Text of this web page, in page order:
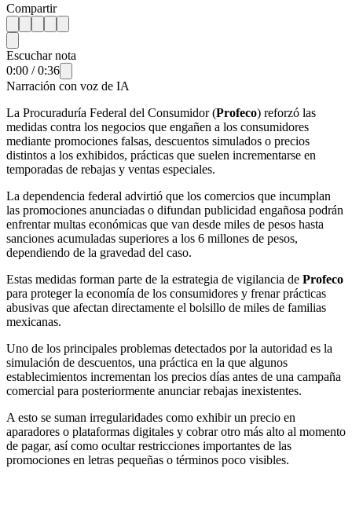
Compartir
Escuchar nota
0:00 /0:36
Narración con voz de IA
La Procuraduría Federal del Consumidor (Profeco) reforzó las
medidas contra los negocios que engañen a los consumidores
mediante promociones falsas, descuentos simulados o precios
distintos a los exhibidos, prácticas que suelen incrementarse en
temporadas de rebajas y ventas especiales.
La dependencia federal advirtió que los comercios que incumplan
las promociones anunciadas o difundan publicidad engañosa podrán
enfrentar multas económicas que van desde miles de pesos hasta
sanciones acumuladas superiores a los 6 millones de pesos,
dependiendo de la gravedad del caso.
Estas medidas forman parte de la estrategia de vigilancia de Profeco
para proteger la economía de los consumidores y frenar prácticas
abusivas que afectan directamente el bolsillo de miles de familias
mexicanas.
Uno de los principales problemas detectados por la autoridad es la
simulación de descuentos, una práctica en la que algunos
establecimientos incrementan los precios días antes de una campaña
comercial para posteriormente anunciar rebajas inexistentes.
A esto se suman irregularidades como exhibir un precio en
aparadores o plataformas digitales y cobrar otro más alto al momento
de pagar, así como ocultar restricciones importantes de las
promociones en letras pequeñas o términos poco visibles.